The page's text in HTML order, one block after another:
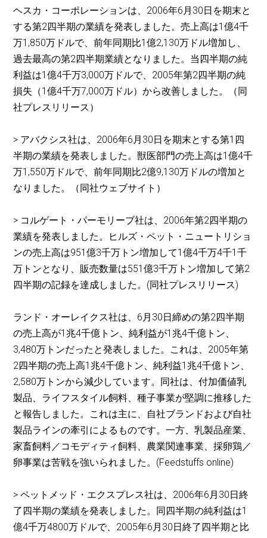
ヘスカ・コーポレーションは、2006年6月30日を期末と
する第2四半期の業績を発表しました。売上高は1億4千
万1,850万ドルで、前年同期比1億2,130万ドル増加し、
過去最高の第2四半期業績となりました。当四半期の純
利益は1億4千万3,000万ドルで、2005年第2四半期の純
損失（1億4千万7,000万ドル）から改善しました。（同
社プレスリリース）
> アバクシス社は、2006年6月30日を期末とする第1四
半期の業績を発表しました。獣医部門の売上高は1億4千
万1,550万ドルで、前年同期比2億9,130万ドルの増加と
なりました。（同社ウェブサイト）
> コルゲート・パーモリーブ社は、2006年第2四半期の
業績を発表しました。ヒルズ・ペット・ニュートリショ
ンの売上高は951億3千万トン増加して1億4千万4千1千
万トンとなり、販売数量は551億3千万トン増加して第2
四半期の記録を達成しました。(同社プレスリリース)
ランド・オーレイクス社は、6月30日締めの第2四半期
の売上高が1兆4千億トン、純利益が1兆4千億トン、
3,480万トンだったと発表しました。これは、2005年第
2四半期の売上高1兆4千億トン、純利益1兆4千億トン、
2,580万トンから減少しています。同社は、付加価値乳
製品、ライフスタイル飼料、種子事業が堅調に推移した
と報告しました。これは主に、自社ブランドおよび自社
製品ラインの牽引によるものです。一方、乳製品産業、
家畜飼料／コモディティ飼料、農業関連事業、採卵鶏／
卵事業は苦戦を強いられました。(Feedstuffs online)
> ペットメッド・エクスプレス社は、2006年6月30日終
了四半期の業績を発表しました。同四半期の純利益は1
億4千万4800万ドルで、2005年6月30日終了四半期と比